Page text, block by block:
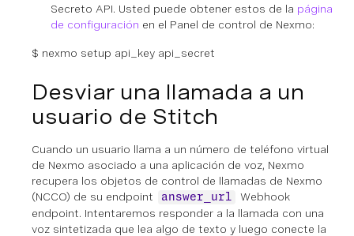
Secreto API. Usted puede obtener estos de la página
de configuración en el Panel de control de Nexmo:
$ nexmo setup api_key api_secret
Desviar una llamada a un
usuario de Stitch
Cuando un usuario llama a un número de teléfono virtual
de Nexmo asociado a una aplicación de voz, Nexmo
recupera los objetos de control de llamadas de Nexmo
(NCCO) de su endpoint
answer_url
Webhook
endpoint. Intentaremos responder a la llamada con una
voz sintetizada que lea algo de texto y luego conecte la